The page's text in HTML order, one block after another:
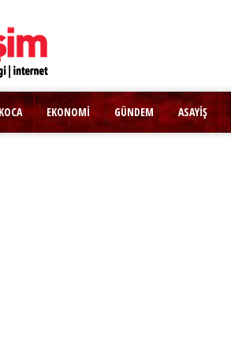
EKONOMİ GÜNDEM ASAYİŞ